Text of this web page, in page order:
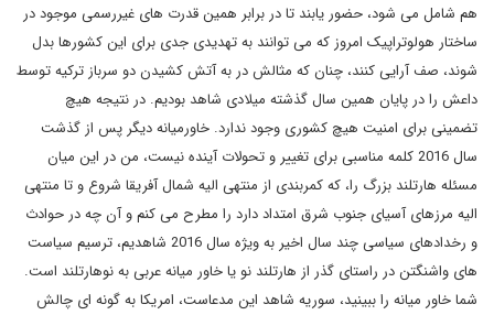
هم شامل می شود، حضور یابند تا در برابر همین قدرت های غیررسمی موجود در
ساختار هولوتراپیک امروز که می توانند به تهدیدی جدی برای این کشورها بدل
شوند، صف آرایی کنند، چنان که مثالش در به آتش کشیدن دو سرباز ترکیه توسط
داعش را در پایان همین سال گذشته میلادی شاهد بودیم. در نتیجه هیچ
تضمینی برای امنیت هیچ کشوری وجود ندارد. خاورمیانه دیگر پس از گذشت
سال 2016 کلمه مناسبی برای تغییر و تحولات آینده نیست، من در این میان
مسئله هارتلند بزرگ را، که کمربندی از منتهی الیه شمال آفریقا شروع و تا منتهی
الیه مرزهای آسیای جنوب شرق امتداد دارد را مطرح می کنم و آن چه در حوادث
و رخدادهای سیاسی چند سال اخیر به ویژه سال 2016 شاهدیم، ترسیم سیاست
های واشنگتن در راستای گذر از هارتلند نو یا خاور میانه عربی به نوهارتلند است.
شما خاور میانه را ببینید، سوریه شاهد این مدعاست، امریکا به گونه ای چالش